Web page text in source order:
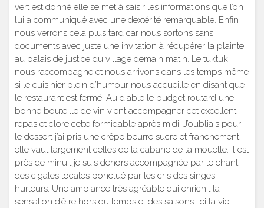
vert est donné elle se met à saisir les informations que l’on
lui a communiqué avec une dextérité remarquable. Enfin
nous verrons cela plus tard car nous sortons sans
documents avec juste une invitation à récupérer la plainte
au palais de justice du village demain matin. Le tuktuk
nous raccompagne et nous arrivons dans les temps même
si le cuisinier plein d’humour nous accueille en disant que
le restaurant est fermé. Au diable le budget routard une
bonne bouteille de vin vient accompagner cet excellent
repas et clore cette formidable après midi. J’oubliais pour
le dessert j’ai pris une crêpe beurre sucre et franchement
elle vaut largement celles de la cabane de la mouette. Il est
près de minuit je suis dehors accompagnée par le chant
des cigales locales ponctué par les cris des singes
hurleurs. Une ambiance très agréable qui enrichit la
sensation d’être hors du temps et des saisons. Ici la vie